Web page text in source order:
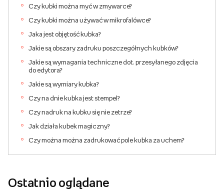
Czy kubki można myć w zmywarce?
Czy kubki można używać w mikrofalówce?
Jaka jest objętość kubka?
Jakie są obszary zadruku poszczegółnych kubków?
Jakie są wymagania techniczne dot. przesyłanego zdjęcia
do edytora?
Jakie są wymiary kubka?
Czy na dnie kubka jest stempel?
Czy nadruk na kubku się nie zetrze?
Jak działa kubek magiczny?
Czy można można zadrukować pole kubka za uchem?
Ostatnio oglądane